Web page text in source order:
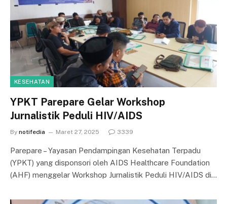
KESEHATAN
YPKT Parepare Gelar Workshop
Jurnalistik Peduli HIV/AIDS
By notifedia Maret 27, 2025 3339
Parepare – Yayasan Pendampingan Kesehatan Terpadu
(YPKT) yang disponsori oleh AIDS Healthcare Foundation
(AHF) menggelar Workshop Jurnalistik Peduli HIV/AIDS di…